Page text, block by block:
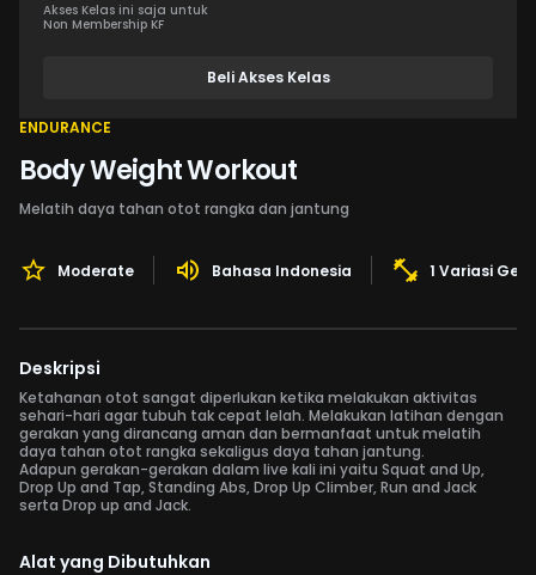
Akses Kelas ini saja untuk
Non Membership KF
Beli Akses Kelas
ENDURANCE
Body Weight Workout
Melatih daya tahan otot rangka dan jantung
Moderate Bahasa Indonesia 1 Variasi
Deskripsi
Ketahanan otot sangat diperlukan ketika melakukan aktivitas
sehari-hari agar tubuh tak cepat lelah. Melakukan latihan dengan
gerakan yang dirancang aman dan bermanfaat untuk melatih
daya tahan otot rangka sekaligus daya tahan jantung.
Adapun gerakan-gerakan dalam live kali ini yaitu Squat and Up,
Drop Up and Tap, Standing Abs, Drop Up Climber, Run and Jack
serta Drop up and Jack.
Alat yang Dibutuhkan